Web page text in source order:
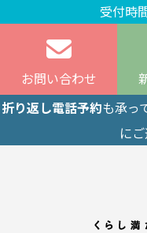
受付時
お問い合わせ
折り返し電話予約も承っ
に